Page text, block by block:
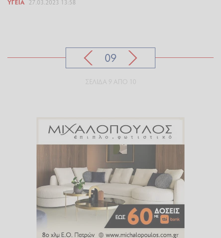
ΥΓΕΊΑ 27.03.2023 13:58
09
ΣΕΛΊΔΑ 9 ΑΠΌ 10